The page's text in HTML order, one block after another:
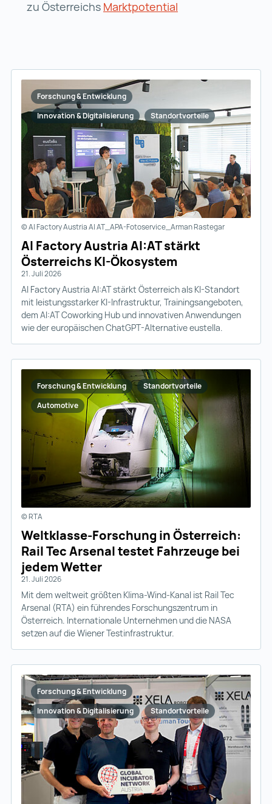
zu Österreichs Marktpotential
Forschung & Entwicklung
Innovation & Digitalisierung
Standortvorteile
© AI Factory Austria AI AT_APA-Fotoservice_Arman Rastegar
AI Factory Austria AI:AT stärkt
Österreichs KI-Ökosystem
21. Juli 2026
AI Factory Austria AI:AT stärkt Österreich als KI-Standort
mit leistungsstarker KI-Infrastruktur, Trainingsangeboten,
dem AI:AT Coworking Hub und innovativen Anwendungen
wie der europäischen ChatGPT-Alternative eustella.
Forschung & Entwicklung
Standortvorteile
Automotive
© RTA
Weltklasse-Forschung in Österreich:
Rail Tec Arsenal testet Fahrzeuge bei
jedem Wetter
21. Juli 2026
Mit dem weltweit größten Klima-Wind-Kanal ist Rail Tec
Arsenal (RTA) ein führendes Forschungszentrum in
Österreich. Internationale Unternehmen und die NASA
setzen auf die Wiener Testinfrastruktur.
Forschung & Entwicklung
Innovation & Digitalisierung
Standortvorteile